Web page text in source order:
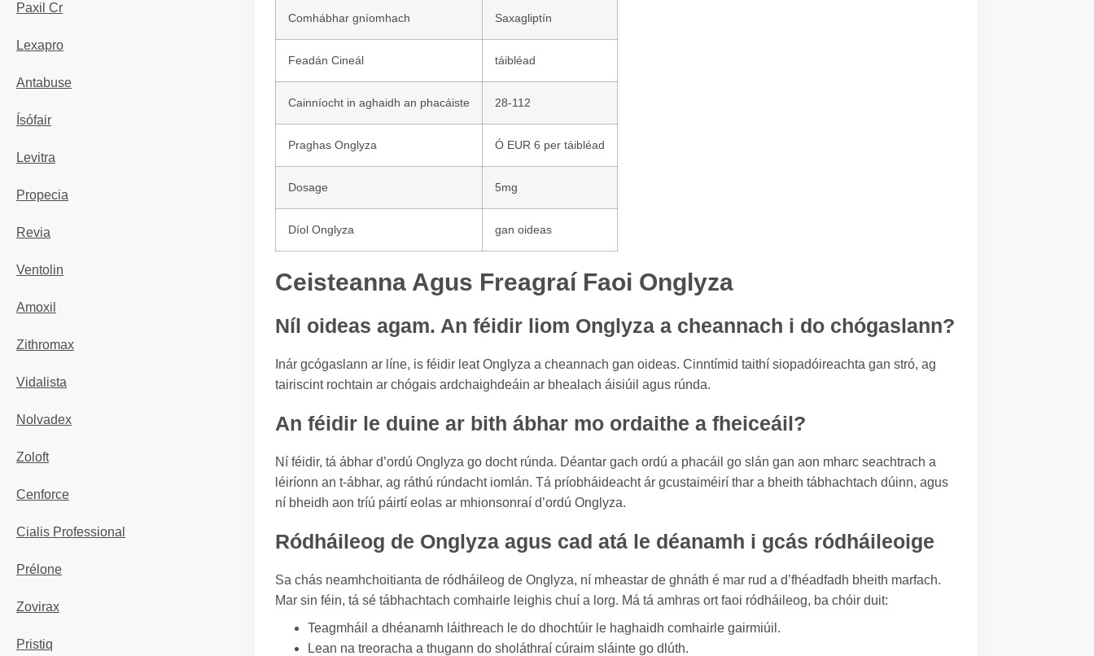
Paxil Cr
Lexapro
Antabuse
Ísófair
Levitra
Propecia
Revia
Ventolin
Amoxil
Zithromax
Vidalista
Nolvadex
Zoloft
Cenforce
Cialis Professional
Prélone
Zovirax
Pristiq
Comhábhar gníomhach Saxagliptín
Feadán Cineál táibléad
Cainníocht in aghaidh an phacáiste 28-112
Praghas Onglyza Ó EUR 6 per táibléad
Dosage 5mg
Díol Onglyza gan oideas
Ceisteanna Agus Freagraí Faoi Onglyza
Níl oideas agam. An féidir liom Onglyza a cheannach i do chógaslann?
Inár gcógaslann ar líne, is féidir leat Onglyza a cheannach gan oideas. Cinntímid taithí siopadóireachta gan stró, ag
tairiscint rochtain ar chógais ardchaighdeáin ar bhealach áisiúil agus rúnda.
An féidir le duine ar bith ábhar mo ordaithe a fheiceáil?
Ní féidir, tá ábhar d’ordú Onglyza go docht rúnda. Déantar gach ordú a phacáil go slán gan aon mharc seachtrach a
léiríonn an t-ábhar, ag ráthú rúndacht iomlán. Tá príobháideacht ár gcustaiméirí thar a bheith tábhachtach dúinn, agus
ní bheidh aon tríú páirtí eolas ar mhionsonraí d’ordú Onglyza.
Ródháileog de Onglyza agus cad atá le déanamh i gcás ródháileoige
Sa chás neamhchoitianta de ródháileog de Onglyza, ní mheastar de ghnáth é mar rud a d’fhéadfadh bheith marfach.
Mar sin féin, tá sé tábhachtach comhairle leighis chuí a lorg. Má tá amhras ort faoi ródháileog, ba chóir duit:
Teagmháil a dhéanamh láithreach le do dhochtúir le haghaidh comhairle gairmiúil.
Lean na treoracha a thugann do sholáthraí cúraim sláinte go dlúth.